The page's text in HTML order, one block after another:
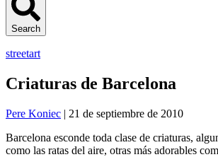
Search
streetart
Criaturas de Barcelona
Pere Koniec | 21 de septiembre de 2010
Barcelona esconde toda clase de criaturas,
como las ratas del aire, otras más adorables